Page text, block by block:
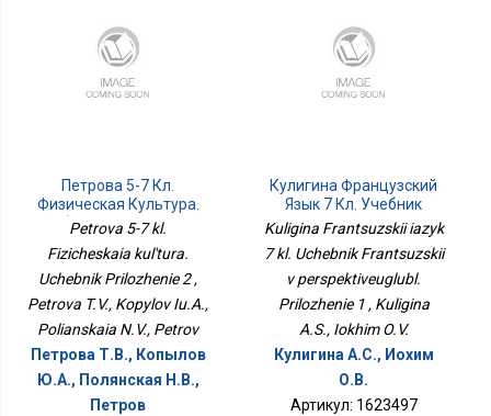
Петрова 5-7 Кл.
Физическая Культура.
Учебник Приложение 2
Petrova 5-7 kl.
Fizicheskaia kul'tura.
Uchebnik Prilozhenie 2 ,
Petrova T.V., Kopylov Iu.A.,
Polianskaia N.V., Petrov
Петрова Т.В., Копылов
Ю.А., Полянская Н.В.,
Петров
Кулигина Французский
Язык 7 Кл. Учебник
Французский В
Перспективеуглубл.
Приложение 1
Kuligina Frantsuzskii iazyk
7 kl. Uchebnik Frantsuzskii
v perspektiveuglubl.
Prilozhenie 1 , Kuligina
A.S., Iokhim O.V.
Кулигина А.С., Иохим
О.В.
Артикул: 1623497